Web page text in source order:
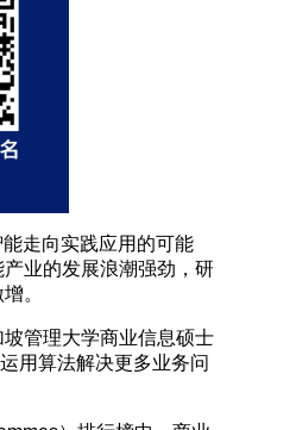
走向实践应用的可能
业的发展浪潮强劲，研
。
管理大学商业信息硕士
用算法解决更多业务问